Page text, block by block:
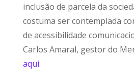
inclusão de parcela da
costuma ser contemplada
de acessibilidade
Carlos Amaral, gestor do
aqui.